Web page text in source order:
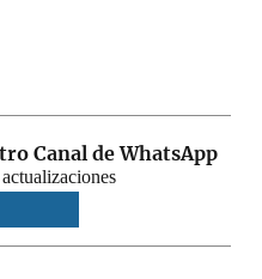
Canal de WhatsApp